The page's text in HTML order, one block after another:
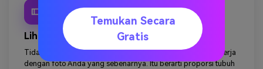
Lihat hasil realistis pada foto Anda sendiri
Tidak seperti model generik, iniRuang fitting virtual
Bekerja
dengan foto Anda yang sebenarnya. Itu berarti proporsi tubuh
Temukan Secara
Gratis